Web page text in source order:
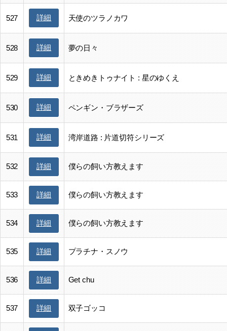
527 詳細 天使のツラノカワ
528 詳細 夢の日々
529 詳細 ときめきトゥナイト : 星のゆくえ
530 詳細 ペンギン・ブラザーズ
531 詳細 湾岸道路 : 片道切符シリーズ
532 詳細 僕らの飼い方教えます
533 詳細 僕らの飼い方教えます
534 詳細 僕らの飼い方教えます
535 詳細 プラチナ・スノウ
536 詳細 Get chu
537 詳細 双子ゴッコ